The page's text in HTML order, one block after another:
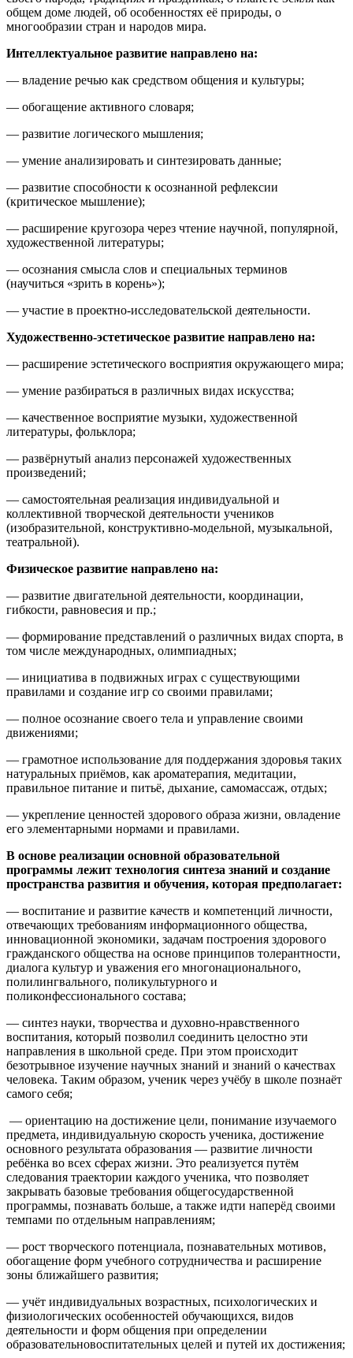
общем доме людей, об особенностях её природы, о
многообразии стран и народов мира.
Интеллектуальное развитие направлено на:
— владение речью как средством общения и культуры;
— обогащение активного словаря;
— развитие логического мышления;
— умение анализировать и синтезировать данные;
— развитие способности к осознанной рефлексии
(критическое мышление);
— расширение кругозора через чтение научной, популярной,
художественной литературы;
— осознания смысла слов и специальных терминов
(научиться «зрить в корень»);
— участие в проектно-исследовательской деятельности.
Художественно-эстетическое развитие направлено на:
— расширение эстетического восприятия окружающего мира;
— умение разбираться в различных видах искусства;
— качественное восприятие музыки, художественной
литературы, фольклора;
— развёрнутый анализ персонажей художественных
произведений;
— самостоятельная реализация индивидуальной и
коллективной творческой деятельности учеников
(изобразительной, конструктивно-модельной, музыкальной,
театральной).
Физическое развитие направлено на:
— развитие двигательной деятельности, координации,
гибкости, равновесия и пр.;
— формирование представлений о различных видах спорта, в
том числе международных, олимпиадных;
— инициатива в подвижных играх с существующими
правилами и создание игр со своими правилами;
— полное осознание своего тела и управление своими
движениями;
— грамотное использование для поддержания здоровья таких
натуральных приёмов, как ароматерапия, медитации,
правильное питание и питьё, дыхание, самомассаж, отдых;
— укрепление ценностей здорового образа жизни, овладение
его элементарными нормами и правилами.
В основе реализации основной образовательной
программы лежит технология синтеза знаний и создание
пространства развития и обучения, которая предполагает:
— воспитание и развитие качеств и компетенций личности,
отвечающих требованиям информационного общества,
инновационной экономики, задачам построения здорового
гражданского общества на основе принципов толерантности,
диалога культур и уважения его многонационального,
полилингвального, поликультурного и
поликонфессионального состава;
— синтез науки, творчества и духовно-нравственного
воспитания, который позволил соединить целостно эти
направления в школьной среде. При этом происходит
безотрывное изучение научных знаний и знаний о качествах
человека. Таким образом, ученик через учёбу в школе познаёт
самого себя;
— ориентацию на достижение цели, понимание изучаемого
предмета, индивидуальную скорость ученика, достижение
основного результата образования — развитие личности
ребёнка во всех сферах жизни. Это реализуется путём
следования траектории каждого ученика, что позволяет
закрывать базовые требования общегосударственной
программы, познавать больше, а также идти наперёд своими
темпами по отдельным направлениям;
— рост творческого потенциала, познавательных мотивов,
обогащение форм учебного сотрудничества и расширение
зоны ближайшего развития;
— учёт индивидуальных возрастных, психологических и
физиологических особенностей обучающихся, видов
деятельности и форм общения при определении
образовательно­воспитательных целей и путей их достижения;